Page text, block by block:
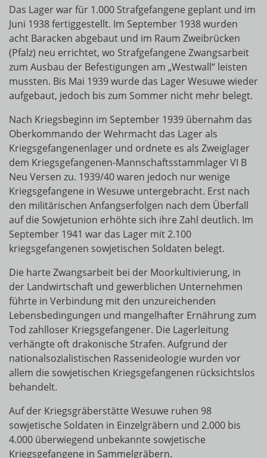
Das Lager war für 1.000 Strafgefangene geplant und im
Juni 1938 fertiggestellt. Im September 1938 wurden
acht Baracken abgebaut und im Raum Zweibrücken
(Pfalz) neu errichtet, wo Strafgefangene Zwangsarbeit
zum Ausbau der Befestigungen am „Westwall“ leisten
mussten. Bis Mai 1939 wurde das Lager Wesuwe wieder
aufgebaut, jedoch bis zum Sommer nicht mehr belegt.
Nach Kriegsbeginn im September 1939 übernahm das
Oberkommando der Wehrmacht das Lager als
Kriegsgefangenenlager und ordnete es als Zweiglager
dem Kriegsgefangenen-Mannschaftsstammlager VI B
Neu Versen zu. 1939/40 waren jedoch nur wenige
Kriegsgefangene in Wesuwe untergebracht. Erst nach
den militärischen Anfangserfolgen nach dem Überfall
auf die Sowjetunion erhöhte sich ihre Zahl deutlich. Im
September 1941 war das Lager mit 2.100
kriegsgefangenen sowjetischen Soldaten belegt.
Die harte Zwangsarbeit bei der Moorkultivierung, in
der Landwirtschaft und gewerblichen Unternehmen
führte in Verbindung mit den unzureichenden
Lebensbedingungen und mangelhafter Ernährung zum
Tod zahlloser Kriegsgefangener. Die Lagerleitung
verhängte oft drakonische Strafen. Aufgrund der
nationalsozialistischen Rassenideologie wurden vor
allem die sowjetischen Kriegsgefangenen rücksichtslos
behandelt.
Auf der Kriegsgräberstätte Wesuwe ruhen 98
sowjetische Soldaten in Einzelgräbern und 2.000 bis
4.000 überwiegend unbekannte sowjetische
Kriegsgefangene in Sammelgräbern.